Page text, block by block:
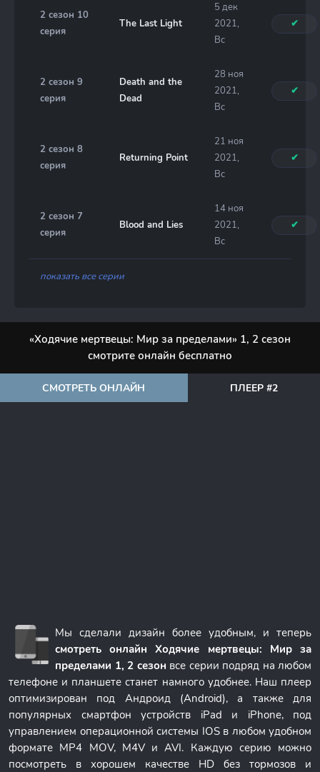
2 сезон 10
серия
The Last Light
5 дек
2021,
Вс
✔
2 сезон 9
серия
Death and the
Dead
28 ноя
2021,
Вс
✔
2 сезон 8
серия
Returning Point
21 ноя
2021,
Вс
✔
2 сезон 7
серия
Blood and Lies
14 ноя
2021,
Вс
✔
показать все серии
«Ходячие мертвецы: Мир за пределами» 1, 2 сезон
смотрите онлайн бесплатно
СМОТРЕТЬ ОНЛАЙН ПЛЕЕР #2
Мы сделали дизайн более удобным, и теперь
смотреть онлайн Ходячие мертвецы: Мир за
пределами 1, 2 сезон все серии подряд на любом
телефоне и планшете станет намного удобнее. Наш плеер
оптимизирован под Андроид (Android), а также для
популярных смартфон устройств iPad и iPhone, под
управлением операционной системы IOS в любом удобном
формате MP4 MOV, M4V и AVI. Каждую серию можно
посмотреть в хорошем качестве HD без тормозов и